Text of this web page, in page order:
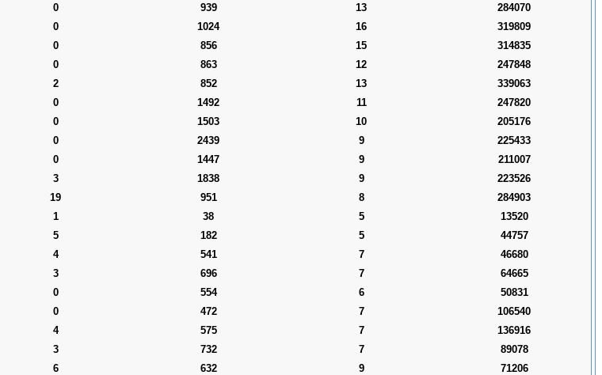
0 939 13
284070
0 1024 16
319809
0 856 15
314835
0 863 12
247848
2 852 13
339063
0 1492 11
247820
0 1503 10
205176
0 2439 9
225433
0 1447 9
211007
3 1838 9
223526
19 951 8
284903
1 38 5
13520
5 182 5
44757
4 541 7
46680
3 696 7
64665
0 554 6
50831
0 472 7
106540
4 575 7
136916
3 732 7
89078
6 632 9
71206